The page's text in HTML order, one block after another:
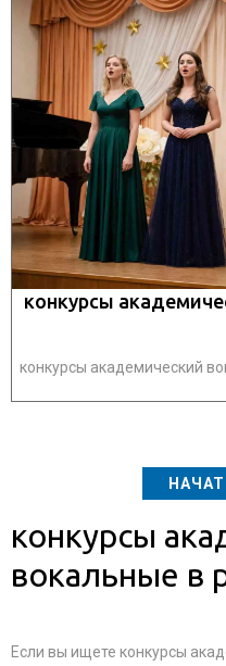
конкурсы
конкурсы академический
конкурсы
вокальные в
Если вы ищете конкурсы